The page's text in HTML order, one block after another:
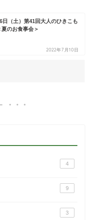
日（土）第41回大人のひきこも
のお食事会＞
2022年7月10日
4
9
3